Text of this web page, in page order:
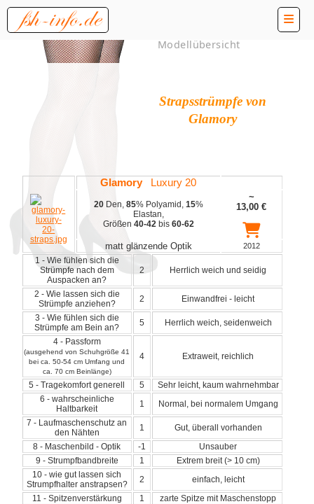
Modellübersicht
Strapsstrümpfe von
Glamory
GlamoryLuxury 20
20Den, 85% Polyamid, 15%
Elastan,
Größen 40-42bis 60-62
~
13,00 €
matt glänzende Optik 2012
1 - Wie fühlen sich die
Strümpfe nach dem
Auspacken an?
2 Herrlich weich und seidig
2 - Wie lassen sich die
Strümpfe anziehen?
2
Einwandfrei - leicht
3 - Wie fühlen sich die
Strümpfe am Bein an?
5
Herrlich weich, seidenweich
4 - Passform
(ausgehend von Schuhgröße 41
bei ca. 50-54 cm Umfang und
ca. 70 cm Beinlänge)
4 Extraweit, reichlich
5 - Tragekomfort generell 5
Sehr leicht, kaum wahrnehmbar
6 - wahrscheinliche
Haltbarkeit
1
Normal, bei normalem Umgang
7 - Laufmaschenschutz an
den Nähten
1
Gut, überall vorhanden
8 - Maschenbild - Optik
-1
Unsauber
9 - Strumpfbandbreite
1
Extrem breit (> 10 cm)
10 - wie gut lassen sich
Strumpfhalter anstrapsen?
2
einfach, leicht
11 - Spitzenverstärkung
1
zarte Spitze mit Maschenstopp